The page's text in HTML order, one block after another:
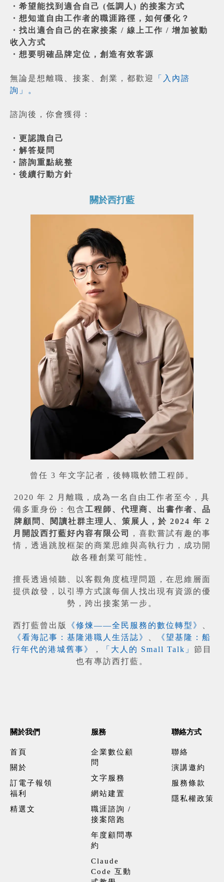
・希望能找到適合自己 (低調人) 的接案方式
・想知道自由工作者的職涯路徑，如何優化？
・找出適合自己的在家接案 / 線上工作 / 增加被動
收入方式
・想要明確品牌定位，創造有效客源
無論是想離職、接案、創業，都歡迎
「入內諮
詢」。
諮詢後，你會獲得：
・更認識自己
・解答疑問
・諮詢重點統整
・後續行動方針
關於西打藍
曾任 3 年文字記者，後轉職軟體工程師。
2020 年 2 月離職，成為一名自由工作者至今，具
備多重身份：包含工程師、代理商、出書作者、品
牌顧問、閱讀社群主理人、策展人，於 2024 年 2
月開設西打藍好內容有限公司
，喜歡嘗試有趣的事
情，透過跳脫框架的商業思維與高執行力，成功開
啟各種創業可能性。
擅長透過傾聽、以客觀角度梳理問題，在思維層面
提供啟發，以引導方式讓每個人找出現有資源的優
勢，跨出接案第一步。
西打藍曾出版 《修煉——全民服務的數位轉型》
《看海記事：基隆港職人生活誌》
《望基隆：船
行年代的港城舊事》
， 「大人的 Small Talk」 節目
也有專訪西打藍。
關於我們
首頁
關於
訂電子報領
福利
精選文
服務
企業數位顧
問
文字服務
網站建置
職涯諮詢 /
接案陪跑
年度顧問專
約
Claude
Code 互動
聯絡方式
聯絡
演講邀約
服務條款
隱私權政策